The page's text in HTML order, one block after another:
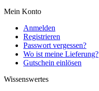
Mein Konto
Anmelden
Registrieren
Passwort vergessen?
Wo ist meine Lieferung?
Gutschein einlösen
Wissenswertes